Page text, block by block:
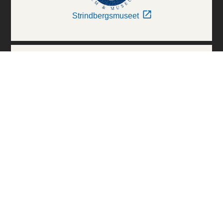
Strindbergsmuseet